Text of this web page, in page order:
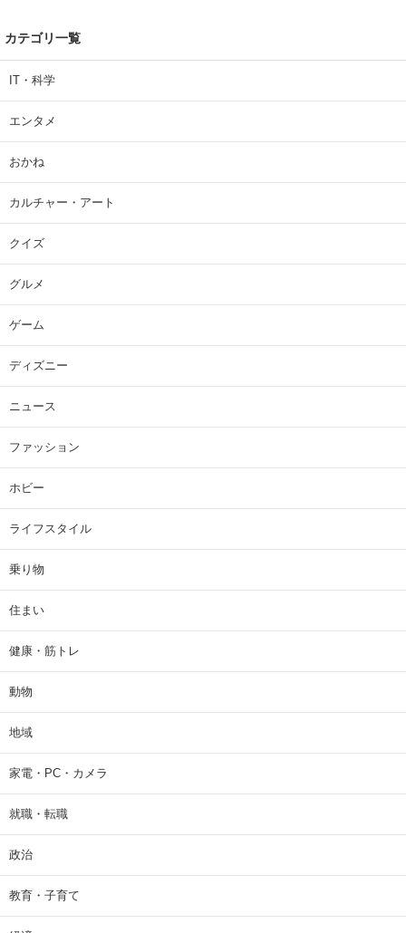
カテゴリ一覧
IT・科学
エンタメ
おかね
カルチャー・アート
クイズ
グルメ
ゲーム
ディズニー
ニュース
ファッション
ホビー
ライフスタイル
乗り物
住まい
健康・筋トレ
動物
地域
家電・PC・カメラ
就職・転職
政治
教育・子育て